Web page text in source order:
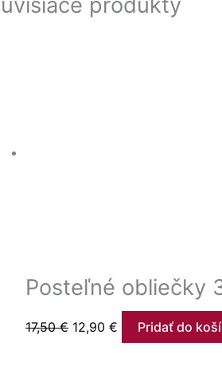
Posteľné obliečky
17,50€ 12,90 € Pridať do